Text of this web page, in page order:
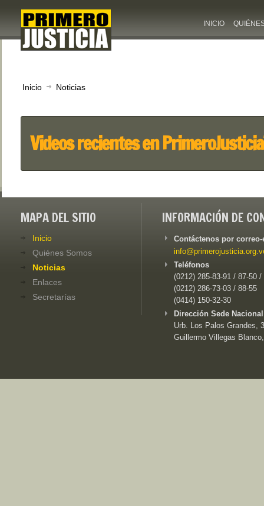
INICIO
Inicio Noticias
Videos recientes en
MAPA DEL SITIO
Inicio
Quiénes Somos
Noticias
Enlaces
Secretarías
INFORMACIÓN DE
Contáctenos por
Teléfonos
(0212) 285-83-91 / 87-50 /
(0212) 286-73-03 / 88-55
(0414) 150-32-30
Dirección Sede
Urb. Los Palos Grandes,
Guillermo Villegas